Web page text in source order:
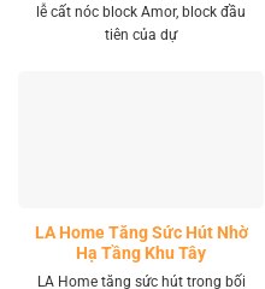
lễ cất nóc block Amor, block đầu
tiên của dự
LA Home Tăng Sức Hút Nhờ
Hạ Tầng Khu Tây
LA Home tăng sức hút trong bối